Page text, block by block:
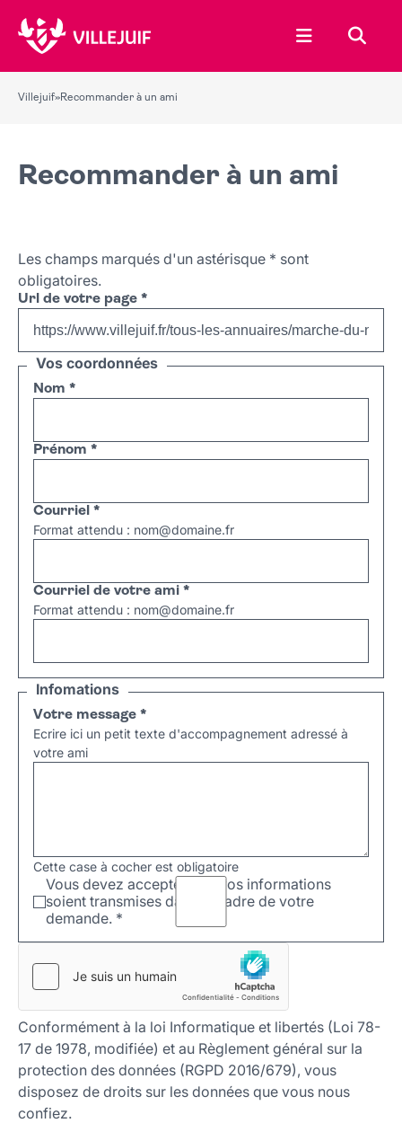
Ouvrir le
Villejuif»Recommander à un ami
Recommander à un ami
Les champs marqués d'un astérisque * sont
obligatoires.
Url de votre page *
Vos coordonnées
Nom *
Prénom *
Courriel *
Format attendu : nom@domaine.fr
Courriel de votre ami *
Format attendu : nom@domaine.fr
Infomations
Votre message *
Ecrire ici un petit texte d'accompagnement adressé à
votre ami
Cette case à cocher est obligatoire
Vous devez accepter que vos informations
soient transmises dans le cadre de votre
demande. *
Conformément à la loi Informatique et libertés (Loi 78-
17 de 1978, modifiée) et au Règlement général sur la
protection des données (RGPD 2016/679), vous
disposez de droits sur les données que vous nous
confiez.